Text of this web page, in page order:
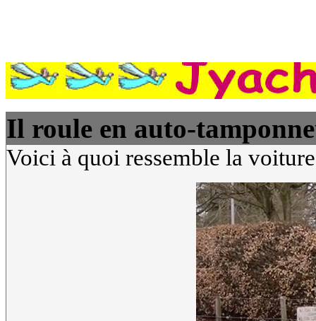
Il roule en auto-
Voici à quoi ressemble la